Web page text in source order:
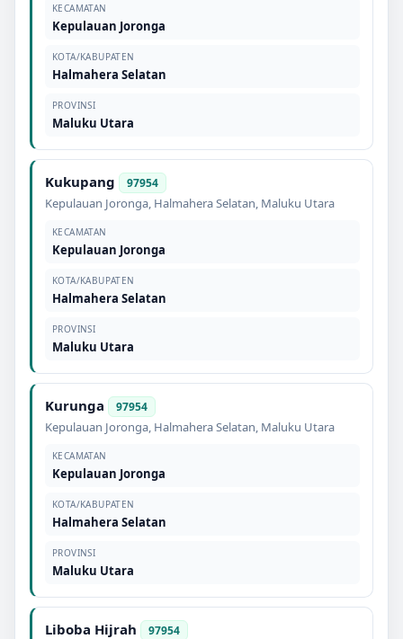
KECAMATAN
Kepulauan Joronga
KOTA/KABUPATEN
Halmahera Selatan
PROVINSI
Maluku Utara
Kukupang 97954
Kepulauan Joronga, Halmahera Selatan, Maluku Utara
KECAMATAN
Kepulauan Joronga
KOTA/KABUPATEN
Halmahera Selatan
PROVINSI
Maluku Utara
Kurunga 97954
Kepulauan Joronga, Halmahera Selatan, Maluku Utara
KECAMATAN
Kepulauan Joronga
KOTA/KABUPATEN
Halmahera Selatan
PROVINSI
Maluku Utara
Liboba Hijrah 97954